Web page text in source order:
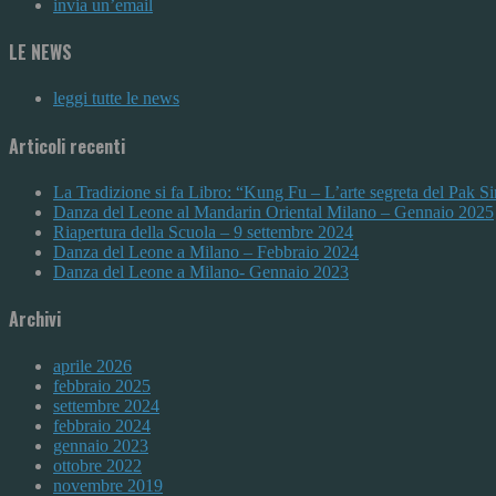
invia un’email
LE NEWS
leggi tutte le news
Articoli recenti
La Tradizione si fa Libro: “Kung Fu – L’arte segreta del Pak
Danza del Leone al Mandarin Oriental Milano – Gennaio 2025
Riapertura della Scuola – 9 settembre 2024
Danza del Leone a Milano – Febbraio 2024
Danza del Leone a Milano- Gennaio 2023
Archivi
aprile 2026
febbraio 2025
settembre 2024
febbraio 2024
gennaio 2023
ottobre 2022
novembre 2019